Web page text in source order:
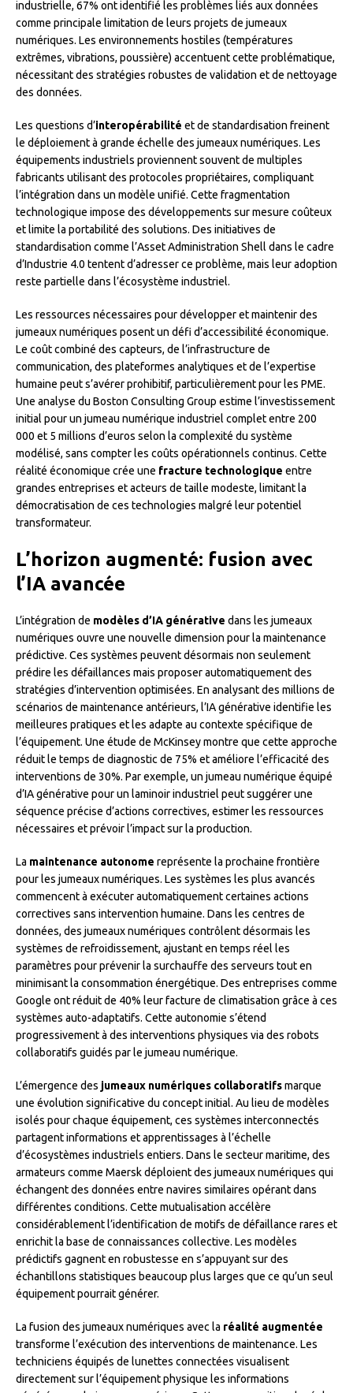
industrielle, 67% ont identifié les problèmes liés aux données
comme principale limitation de leurs projets de jumeaux
numériques. Les environnements hostiles (températures
extrêmes, vibrations, poussière) accentuent cette problématique,
nécessitant des stratégies robustes de validation et de nettoyage
des données.
Les questions d’interopérabilité et de standardisation freinent
le déploiement à grande échelle des jumeaux numériques. Les
équipements industriels proviennent souvent de multiples
fabricants utilisant des protocoles propriétaires, compliquant
l’intégration dans un modèle unifié. Cette fragmentation
technologique impose des développements sur mesure coûteux
et limite la portabilité des solutions. Des initiatives de
standardisation comme l’Asset Administration Shell dans le cadre
d’Industrie 4.0 tentent d’adresser ce problème, mais leur adoption
reste partielle dans l’écosystème industriel.
Les ressources nécessaires pour développer et maintenir des
jumeaux numériques posent un défi d’accessibilité économique.
Le coût combiné des capteurs, de l’infrastructure de
communication, des plateformes analytiques et de l’expertise
humaine peut s’avérer prohibitif, particulièrement pour les PME.
Une analyse du Boston Consulting Group estime l’investissement
initial pour un jumeau numérique industriel complet entre 200
000 et 5 millions d’euros selon la complexité du système
modélisé, sans compter les coûts opérationnels continus. Cette
réalité économique crée une fracture technologique entre
grandes entreprises et acteurs de taille modeste, limitant la
démocratisation de ces technologies malgré leur potentiel
transformateur.
L’horizon augmenté: fusion avec
l’IA avancée
L’intégration de modèles d’IA générative dans les jumeaux
numériques ouvre une nouvelle dimension pour la maintenance
prédictive. Ces systèmes peuvent désormais non seulement
prédire les défaillances mais proposer automatiquement des
stratégies d’intervention optimisées. En analysant des millions de
scénarios de maintenance antérieurs, l’IA générative identifie les
meilleures pratiques et les adapte au contexte spécifique de
l’équipement. Une étude de McKinsey montre que cette approche
réduit le temps de diagnostic de 75% et améliore l’efficacité des
interventions de 30%. Par exemple, un jumeau numérique équipé
d’IA générative pour un laminoir industriel peut suggérer une
séquence précise d’actions correctives, estimer les ressources
nécessaires et prévoir l’impact sur la production.
La maintenance autonome représente la prochaine frontière
pour les jumeaux numériques. Les systèmes les plus avancés
commencent à exécuter automatiquement certaines actions
correctives sans intervention humaine. Dans les centres de
données, des jumeaux numériques contrôlent désormais les
systèmes de refroidissement, ajustant en temps réel les
paramètres pour prévenir la surchauffe des serveurs tout en
minimisant la consommation énergétique. Des entreprises comme
Google ont réduit de 40% leur facture de climatisation grâce à ces
systèmes auto-adaptatifs. Cette autonomie s’étend
progressivement à des interventions physiques via des robots
collaboratifs guidés par le jumeau numérique.
L’émergence des jumeaux numériques collaboratifsmarque
une évolution significative du concept initial. Au lieu de modèles
isolés pour chaque équipement, ces systèmes interconnectés
partagent informations et apprentissages à l’échelle
d’écosystèmes industriels entiers. Dans le secteur maritime, des
armateurs comme Maersk déploient des jumeaux numériques qui
échangent des données entre navires similaires opérant dans
différentes conditions. Cette mutualisation accélère
considérablement l’identification de motifs de défaillance rares et
enrichit la base de connaissances collective. Les modèles
prédictifs gagnent en robustesse en s’appuyant sur des
échantillons statistiques beaucoup plus larges que ce qu’un seul
équipement pourrait générer.
La fusion des jumeaux numériques avec la réalité augmentée
transforme l’exécution des interventions de maintenance. Les
techniciens équipés de lunettes connectées visualisent
directement sur l’équipement physique les informations